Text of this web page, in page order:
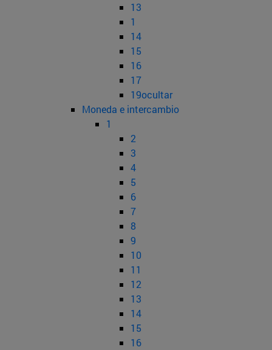
13
1
14
15
16
17
19ocultar
Moneda e intercambio
1
2
3
4
5
6
7
8
9
10
11
12
13
14
15
16